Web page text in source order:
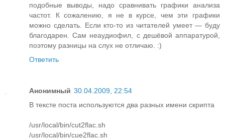
подобные выводы, надо сравнивать графики анализа
частот. К сожалению, я не в курсе, чем эти графики
можно сделать. Если кто-то из читателей умеет — буду
благодарен. Сам неаудиофил, с дешёвой аппаратурой,
поэтому разницы на слух не отличаю. :)
Ответить
Анонимный 30.04.2009, 22:54
В тексте поста используются два разных имени скрипта
/usr/local/bin/cut2flac.sh
/usr/local/bin/cue2flac.sh